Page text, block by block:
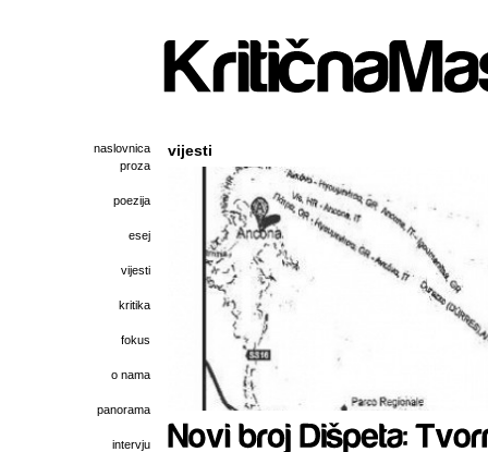
naslovnica
proza
poezija
esej
vijesti
kritika
fokus
o nama
panorama
intervju
vijesti